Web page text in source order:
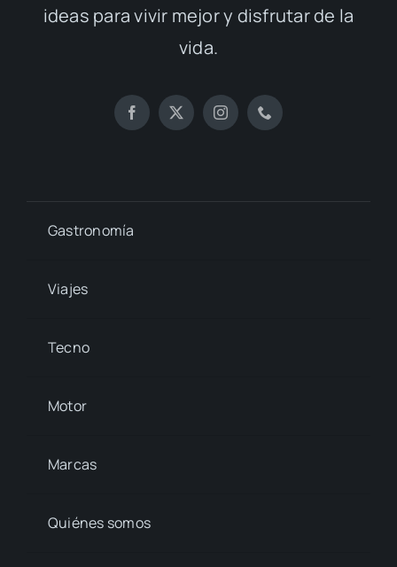
ideas para vivir mejor y disfrutar de la
vida.
Gastronomía
Viajes
Tecno
Motor
Marcas
Quiénes somos